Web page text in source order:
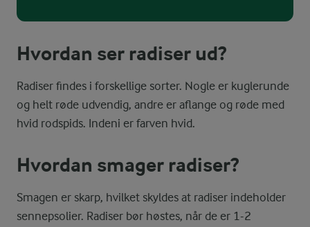
Hvordan ser radiser ud?
Radiser findes i forskellige sorter. Nogle er kuglerunde
og helt røde udvendig, andre er aflange og røde med
hvid rodspids. Indeni er farven hvid.
Hvordan smager radiser?
Smagen er skarp, hvilket skyldes at radiser indeholder
sennepsolier. Radiser bør høstes, når de er 1-2